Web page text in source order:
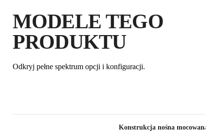
PRZEDŁUŻ BEZPŁATNIE
GWARANCJĘ
MODELE TEGO
PRODUKTU
Odkryj pełne spektrum opcji i konfiguracji.
Konstrukcja nośna mocowana do